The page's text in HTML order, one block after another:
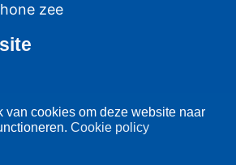
van cookies om deze website naar
Cookie policy
zee